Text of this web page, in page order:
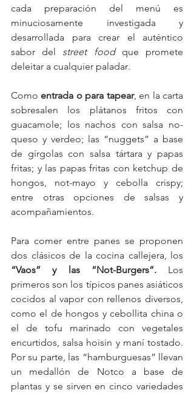
cada preparación del menú es
minuciosamente investigada y
desarrollada para crear el auténtico
sabor del street food que promete
deleitar a cualquier paladar.
Como entrada o para tapear, en la carta
sobresalen los plátanos fritos con
guacamole; los nachos con salsa no-
queso y verdeo; las “nuggets” a base
de gírgolas con salsa tártara y papas
fritas; y las papas fritas con ketchup de
hongos, not-mayo y cebolla crispy;
entre otras opciones de salsas y
acompañamientos.
Para comer entre panes se proponen
“Vaos” y las “Not-Burgers”. Los
primeros son los típicos panes asiáticos
cocidos al vapor con rellenos diversos,
como el de hongos y cebollita china o
el de tofu marinado con vegetales
encurtidos, salsa hoisin y maní tostado.
Por su parte, las “hamburguesas” llevan
un medallón de Notco a base de
plantas y se sirven en cinco variedades